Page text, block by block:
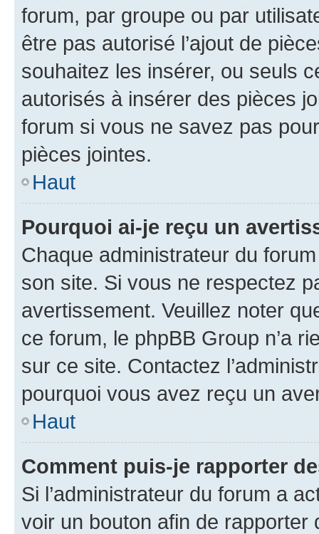
forum, par groupe ou par
être pas autorisé l’ajout de
souhaitez les insérer, ou seuls
autorisés à insérer des pièces
forum si vous ne savez pas
pièces jointes.
Haut
Pourquoi ai-je reçu un
Chaque administrateur du
son site. Si vous ne respectez
avertissement. Veuillez noter
ce forum, le phpBB Group n’a
sur ce site. Contactez
pourquoi vous avez reçu un
Haut
Comment puis-je rapporter
Si l’administrateur du forum a
voir un bouton afin de